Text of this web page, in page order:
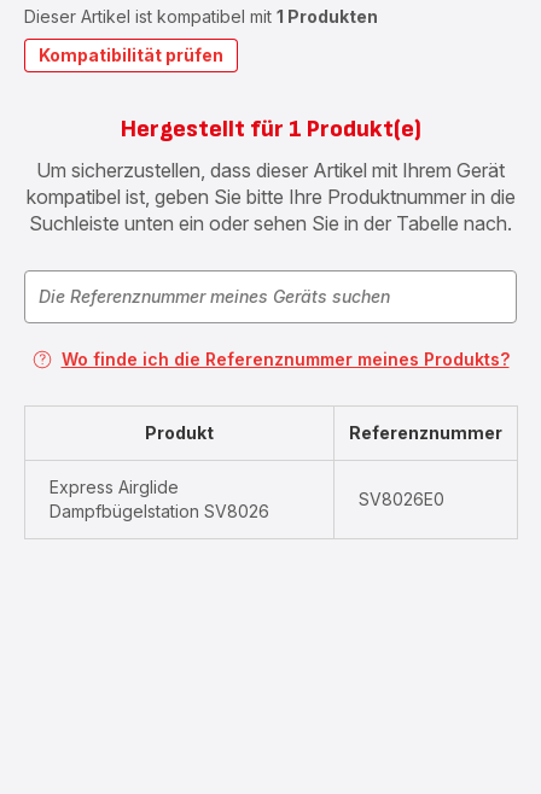
Dieser Artikel ist kompatibel mit 1 Produkten
Kompatibilität prüfen
Hergestellt für 1 Produkt(e)
Um sicherzustellen, dass dieser Artikel mit Ihrem Gerät
kompatibel ist, geben Sie bitte Ihre Produktnummer in die
Suchleiste unten ein oder sehen Sie in der Tabelle nach.
Wo finde ich die Referenznummer meines Produkts?
Produkt Referenznummer
Express Airglide
Dampfbügelstation SV8026
SV8026E0